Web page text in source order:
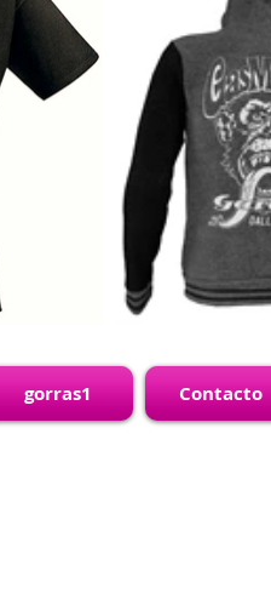
gorras1 Contacto